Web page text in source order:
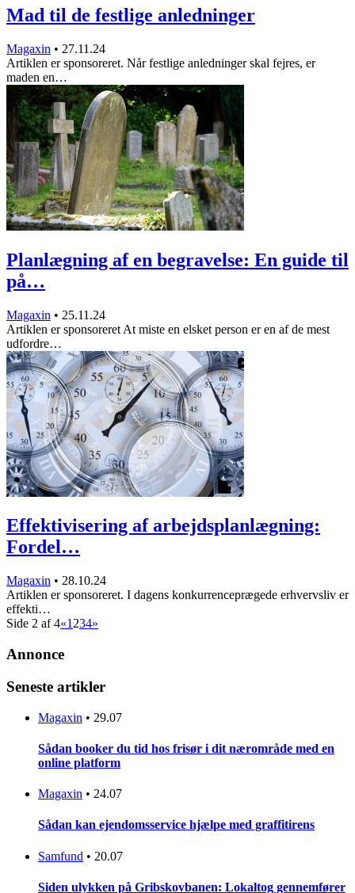
Mad til de festlige anledninger
Magaxin • 27.11.24
Artiklen er sponsoreret. Når festlige anledninger skal fejres, er
maden en…
Planlægning af en begravelse: En guide til
på…
Magaxin • 25.11.24
Artiklen er sponsoreret At miste en elsket person er en af de mest
udfordre…
Effektivisering af arbejdsplanlægning:
Fordel…
Magaxin • 28.10.24
Artiklen er sponsoreret. I dagens konkurrenceprægede erhvervsliv er
effekti…
Side 2 af 4«1 234»
Annonce
Seneste artikler
Magaxin • 29.07
Sådan booker du tid hos frisør i dit nærområde med en
online platform
Magaxin • 24.07
Sådan kan ejendomsservice hjælpe med graffitirens
Samfund • 20.07
Siden ulykken på Gribskovbanen: Lokaltog gennemfører